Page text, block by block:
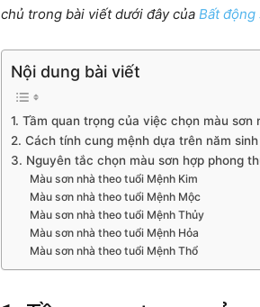
chủ trong bài viết dưới đây của Bất động
Nội dung bài viết
1. Tầm quan trọng của việc chọn màu
2. Cách tính cung mệnh dựa trên năm
3. Nguyên tắc chọn màu sơn hợp phong
Màu sơn nhà theo tuổi Mệnh Kim
Màu sơn nhà theo tuổi Mệnh Mộc
Màu sơn nhà theo tuổi Mệnh Thủy
Màu sơn nhà theo tuổi Mệnh Hỏa
Màu sơn nhà theo tuổi Mệnh Thổ